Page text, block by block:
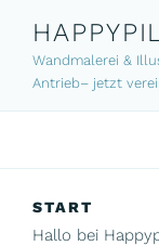
Inhalt
springen
Wandmalerei &
Antrieb– jetzt
START
Hallo bei